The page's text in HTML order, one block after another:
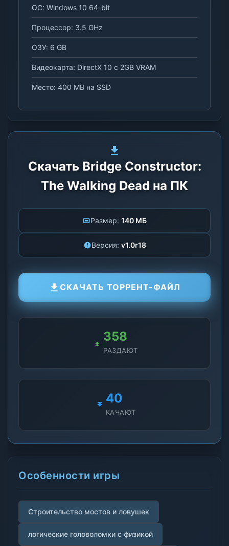
ОС: Windows 10 64-bit
Процессор: 3.5 GHz
ОЗУ: 6 GB
Видеокарта: DirectX 10 с 2GB VRAM
Место: 400 MB на SSD
Скачать Bridge Constructor:
The Walking Dead на ПК
Размер: 140 МБ
Версия: v1.0r18
СКАЧАТЬ ТОРРЕНТ-ФАЙЛ
358
РАЗДАЮТ
40
КАЧАЮТ
Особенности игры
Строительство мостов и ловушек
логические головоломки с физикой